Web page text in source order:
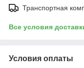
Транспортная
Все условия
Условия оплаты